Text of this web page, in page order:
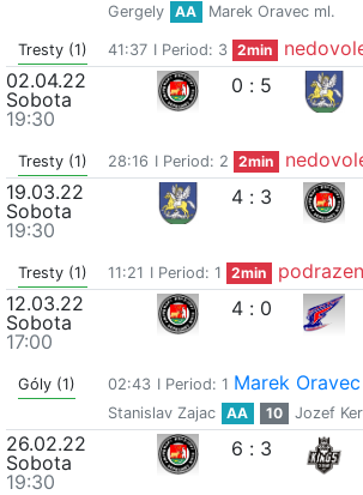
Gergely
AA Marek Oravec ml.
Tresty (1) 41:37 I Period: 3 2min
02.04.22
Sobota
19:30
0 : 5
Tresty (1) 28:16 I Period: 2 2min
19.03.22
Sobota
19:30
4 : 3
Tresty (1) 11:21 I Period: 1 2min
12.03.22
Sobota
17:00
4 : 0
Góly (1) 02:43 I Period: 1 Marek
Stanislav Zajac
AA 10 Jozef
26.02.22
Sobota
19:30
6 : 3